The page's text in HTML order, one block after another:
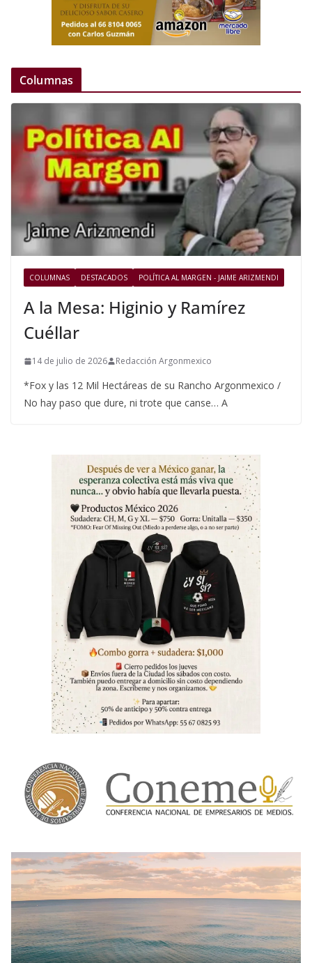
Columnas
COLUMNAS DESTACADOS POLÍTICA AL MARGEN - JAIME ARIZMENDI
A la Mesa: Higinio y Ramírez
Cuéllar
14 de julio de 2026 Redacción Argonmexico
*Fox y las 12 Mil Hectáreas de su Rancho Argonmexico /
No hay paso que dure, ni trote que canse… A